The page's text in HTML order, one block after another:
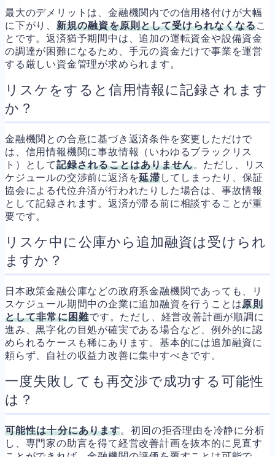
最大のデメリットは、金融機関内での信用格付けが大幅
に下がり、 新規の融資を原則として受けられなくなるこ
とです。返済猶予期間中は、追加の運転資金や設備資金
の調達が困難になるため、手元の資金だけで事業を運営
する厳しい資金管理が求められます。
リスケをすると信用情報に記録されます
か？
金融機関との合意に基づき返済条件を変更しただけで
は、信用情報機関に事故情報（いわゆるブラックリス
ト）として記録されることはありません。ただし、リス
ケジュールの交渉前に返済を延滞してしまったり、保証
協会による代位弁済が行われたりした場合は、事故情報
として記録されます。返済が滞る前に相談することが重
要です。
リスケ中に公庫から追加融資は受けられ
ますか？
日本政策金融公庫などの政府系金融機関であっても、リ
スケジュール期間中の企業に追加融資を行うことは原則
として非常に困難です。ただし、経営改善計画が順調に
進み、黒字化の目処が確実である場合など、例外的に認
められるケースも稀にあります。基本的には追加融資に
頼らず、自社の収益力改善に集中すべきです。
一度失敗しても再交渉で成功する可能性
は？
可能性は十分にあります。初回の拒否理由を冷静に分析
し、専門家の助言を得て経営改善計画を抜本的に見直す